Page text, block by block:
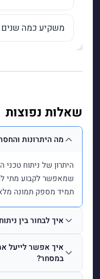
שאלות נפוצות
מה היתרונות
היתרון של ניתוח
שמאפשר לקבוע מתי
תמיד מספק תמונה
איך לבחור בין
איך אפשר לייעל
במסחר?